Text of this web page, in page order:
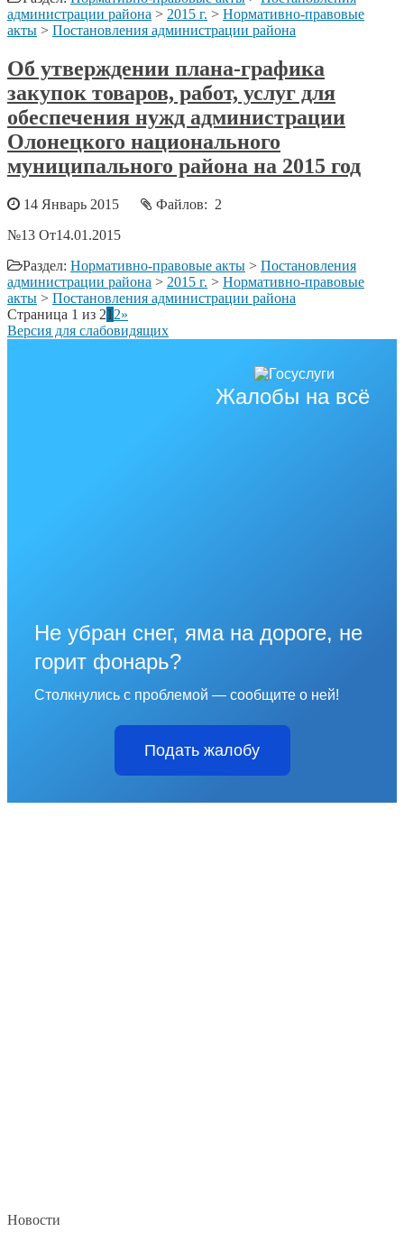
администрации района > 2015 г. > Нормативно-правовые
акты > Постановления администрации района
Об утверждении плана-графика
закупок товаров, работ, услуг для
обеспечения нужд администрации
Олонецкого национального
муниципального района на 2015 год
14 Январь 2015
Файлов: 2
№13 От14.01.2015
Раздел: Нормативно-правовые акты > Постановления
администрации района > 2015 г. > Нормативно-правовые
акты > Постановления администрации района
Страница 1 из 21 2»
Версия для слабовидящих
Жалобы на всё
Не убран снег, яма на дороге, не
горит фонарь?
Столкнулись с проблемой — сообщите о ней!
Подать жалобу
Новости